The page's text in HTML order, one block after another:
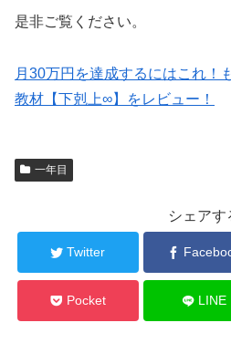
是非ご覧ください。
月30万円を達成するにはこれ！
教材【下剋上∞】をレビュー！
一年目
シェアす
Twitter
Pocket LINE